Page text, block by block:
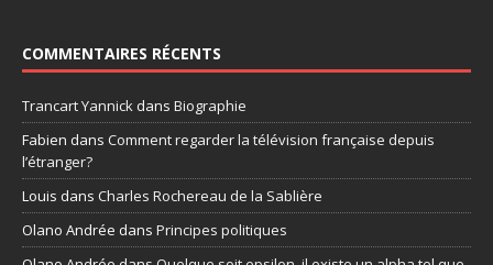
COMMENTAIRES RÉCENTS
Trancart Yannick dans Biographie
Fabien dans Comment regarder la télévision française depuis
l’étranger?
Louis dans Charles Rochereau de la Sablière
Olano Andrée dans Principes politiques